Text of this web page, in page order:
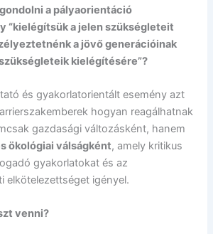
a pályaorientáció
“kielégítsük a jelen szükségleteit
a jövő generációinak
kielégítésére”?
és gyakorlatorientált esemény azt
hogyan reagálhatnak
gazdasági változásként, hanem
ökológiai válságként, amely kritikus
gyakorlatokat és az
elkötelezettséget igényel.
venni?